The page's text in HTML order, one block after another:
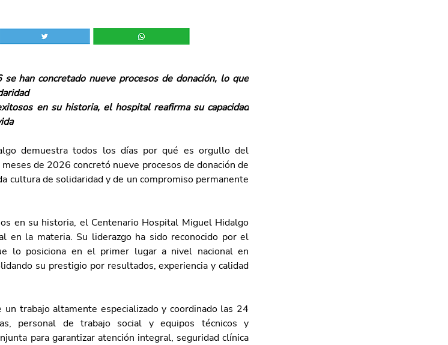
han concretado nueve procesos de donación, lo que
en su historia, el hospital reafirma su capacidad
demuestra todos los días por qué es orgullo del
de 2026 concretó nueve procesos de donación de
cultura de solidaridad y de un compromiso permanente
en su historia, el Centenario Hospital Miguel Hidalgo
en la materia. Su liderazgo ha sido reconocido por el
lo posiciona en el primer lugar a nivel nacional en
su prestigio por resultados, experiencia y calidad
trabajo altamente especializado y coordinado las 24
personal de trabajo social y equipos técnicos y
para garantizar atención integral, seguridad clínica